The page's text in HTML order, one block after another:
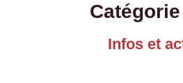
Infos et